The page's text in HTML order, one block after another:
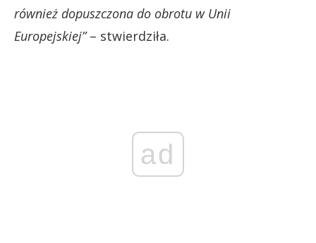
również dopuszczona do obrotu w Unii
Europejskiej”– stwierdziła.
ad